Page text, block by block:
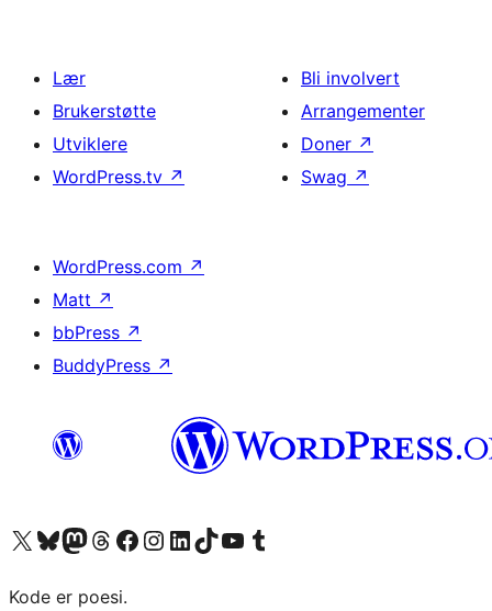
Lær
Brukerstøtte
Utviklere
WordPress.tv ↗
Bli involvert
Arrangementer
Doner ↗
Swag ↗
WordPress.com ↗
Matt ↗
bbPress ↗
BuddyPress ↗
Besøk vår konto på X Visit our Bluesky account
Besøk vår Mastodon-konto
Visit our Threads account
Besøk vår Facebook-sideBesøk vår Instagram-konto
Besøk vår LinkedIn-konto
Visit our TikTok account
Visit our YouTube channel
Visit our Tumblr account
Kode er poesi.